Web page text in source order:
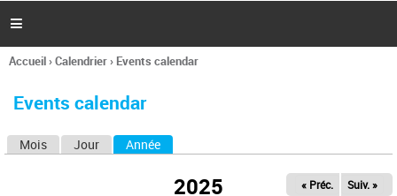
l
h
e

Vous
ici
Accueil›Calendrier› Events calendar
Events calendar
Mois Jour Année
2025 « Préc. Suiv. »